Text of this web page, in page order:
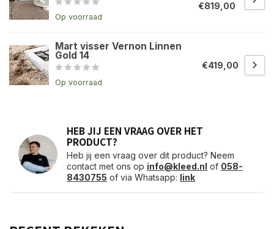
Op voorraad
€819,00
Mart visser Vernon Linnen
Gold 14
Op voorraad
€419,00
HEB JIJ EEN VRAAG OVER HET
PRODUCT?
Heb jij een vraag over dit product? Neem
contact met ons op info@kleed.nl of 058-
8430755 of via Whatsapp: link